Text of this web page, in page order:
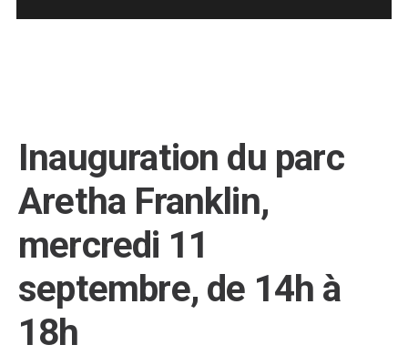
Inauguration du parc
Aretha Franklin,
mercredi 11
septembre, de 14h à
18h